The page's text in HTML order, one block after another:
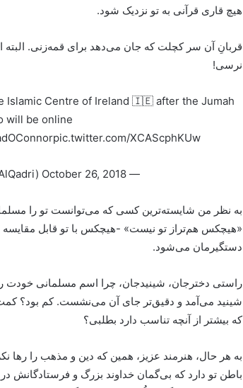
هیچ قاری قرآنی به تو نزدیک شود.
قربانِ آن سر کچلت که جان می‌دهد برای قمه‌زنی. البته
نرسی!
Islamic Centre of Ireland 🇮🇪 after the Jumah
will be online
pic.twitter.com/XCAScphKUw
— Shaykh Dr Umar Al-Qadri (@DrUmarAlQadri)
October 26, 2018
به نظر من شایسته‌ترین کسی که می‌توانست تو را
«هیچکس هم‌تراز تو نیست» -هیچکس با تو قابل مقایسه
دستگیرمان می‌شود.
راستی دخترجان، شینیدجان، چرا اسم مسلمانی خودت
شینید می‌آمد و دقیق‌تر جای آن می‌نشست. کم بود؟
که بیشتر از آنچه تناسب دارد بطلبی؟
به هر حال، هنرمند عزیز، همین که دین و مذهب را
باطن تو دارد که بی‌گمان خداوند بزرگ و فرستادگانش